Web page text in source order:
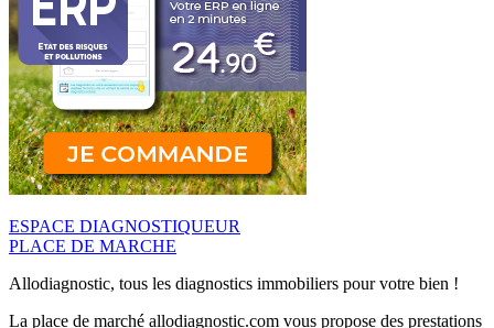
ESPACE DIAGNOSTIQUEUR
PLACE DE MARCHE
Allodiagnostic, tous les diagnostics immobiliers pour votre bien !
La place de marché allodiagnostic.com vous propose des prestations